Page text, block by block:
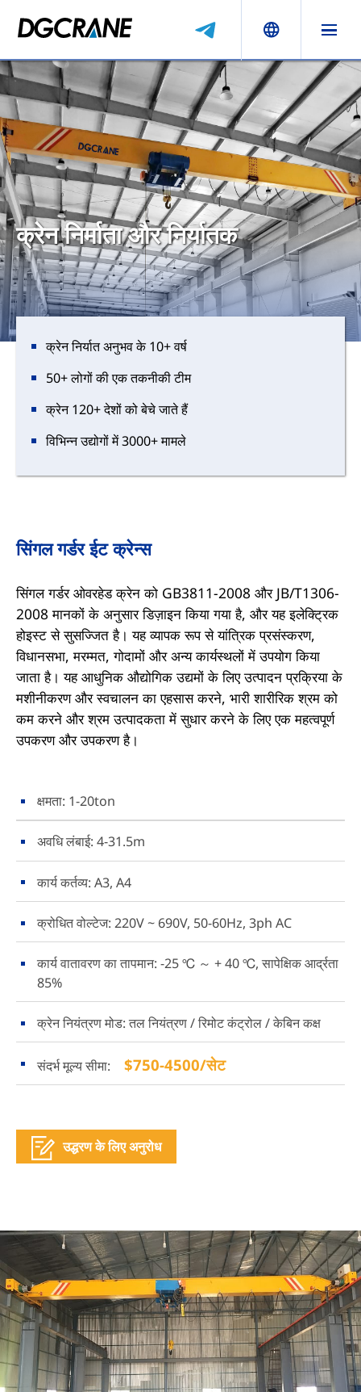
क्रेन निर्माता और निर्यातक
क्रेन निर्यात अनुभव के 10+ वर्ष
50+ लोगों की एक तकनीकी टीम
क्रेन 120+ देशों को बेचे जाते हैं
विभिन्न उद्योगों में 3000+ मामले
सिंगल गर्डर ईट क्रेन्स
सिंगल गर्डर ओवरहेड क्रेन को GB3811-2008 और JB/T1306-
2008 मानकों के अनुसार डिज़ाइन किया गया है, और यह इलेक्ट्रिक
होइस्ट से सुसज्जित है। यह व्यापक रूप से यांत्रिक प्रसंस्करण,
विधानसभा, मरम्मत, गोदामों और अन्य कार्यस्थलों में उपयोग किया
जाता है। यह आधुनिक औद्योगिक उद्यमों के लिए उत्पादन प्रक्रिया के
मशीनीकरण और स्वचालन का एहसास करने, भारी शारीरिक श्रम को
कम करने और श्रम उत्पादकता में सुधार करने के लिए एक महत्वपूर्ण
उपकरण और उपकरण है।
क्षमता: 1-20ton
अवधि लंबाई: 4-31.5m
कार्य कर्तव्य: A3, A4
क्रोधित वोल्टेज: 220V ~ 690V, 50-60Hz, 3ph AC
कार्य वातावरण का तापमान: -25 ℃ ～ + 40 ℃, सापेक्षिक आर्द्रता
85%
क्रेन नियंत्रण मोड: तल नियंत्रण / रिमोट कंट्रोल / केबिन कक्ष
संदर्भ मूल्य सीमा: $750-4500/सेट
उद्धरण के लिए अनुरोध